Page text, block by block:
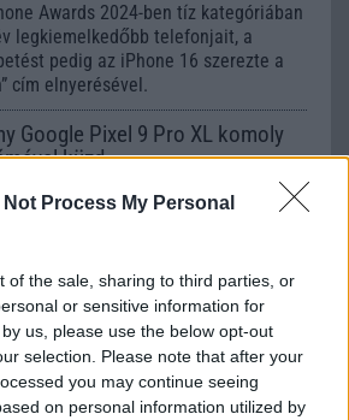
Not Process My Personal
of the sale, sharing to third parties, or
or sensitive information for
us, please use the below opt-out
selection. Please note that after your
you may continue seeing
on personal information utilized by
Awards 2024-ben tíz kategóriában
legkiemelkedőbb telefonjait, a
pedig az iPhone 16 szerezte a
cím elnyerésével.
Google Pixel 9 Pro XL komoly
küzd
| Phone Arena
két hete bemutatott és
drága lehet a Huawei
hajtható okostelefonja
| Phone Arena